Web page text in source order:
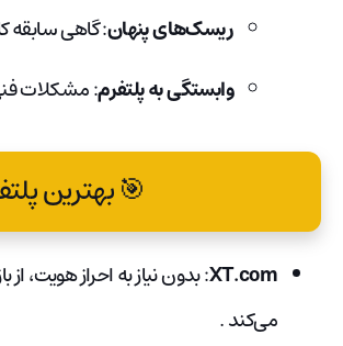
ریسک‌های پنهان: گاهی سابقه
وابستگی به پلتفرم: مشکلات فنی
🎯 بهترین
XT.com
می‌کند.